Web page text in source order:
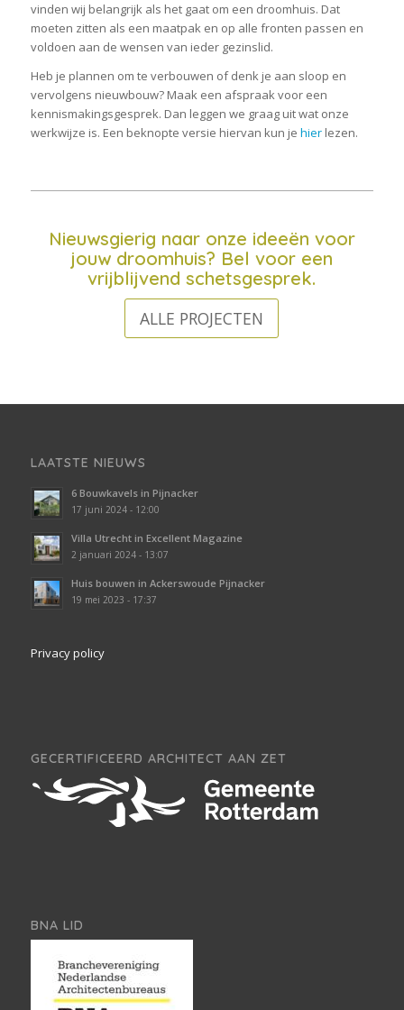
vinden wij belangrijk als het gaat om een droomhuis. Dat
moeten zitten als een maatpak en op alle fronten passen en
voldoen aan de wensen van ieder gezinslid.
Heb je plannen om te verbouwen of denk je aan sloop en
vervolgens nieuwbouw? Maak een afspraak voor een
kennismakingsgesprek. Dan leggen we graag uit wat onze
werkwijze is. Een beknopte versie hiervan kun je hierlezen.
Nieuwsgierig naar onze ideeën voor
jouw droomhuis? Bel voor een
vrijblijvend schetsgesprek.
ALLE PROJECTEN
LAATSTE NIEUWS
6 Bouwkavels in Pijnacker
17 juni 2024 - 12:00
Villa Utrecht in Excellent Magazine
2 januari 2024 - 13:07
Huis bouwen in Ackerswoude Pijnacker
19 mei 2023 - 17:37
Privacy policy
GECERTIFICEERD ARCHITECT AAN ZET
BNA LID